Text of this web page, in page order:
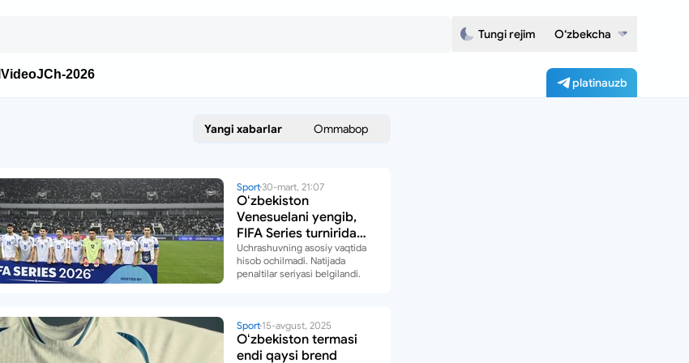
Tungi rejim O‘zbekcha
VideoJCh-2026
platinauzb
Yangi xabarlar Ommabop
Sport30-mart, 21:07
Oʻzbekiston
Venesuelani yengib,
FIFA Series turnirida
gʻalaba qozondi
Uchrashuvning asosiy vaqtida
hisob ochilmadi. Natijada
penaltilar seriyasi belgilandi.
Sport 15-avgust, 2025
Oʻzbekiston termasi
endi qaysi brend